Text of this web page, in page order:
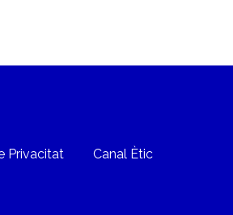
Privacitat Canal Ètic